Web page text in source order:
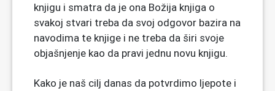
knjigu i smatra da je ona Božija knjiga o
svakoj stvari treba da svoj odgovor bazira na
navodima te knjige i ne treba da širi svoje
objašnjenje kao da pravi jednu novu knjigu.
Kako je naš cilj danas da potvrdimo ljepote i